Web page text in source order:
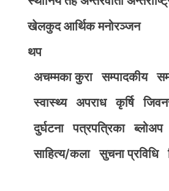
खेलकुद आर्थिक मनोरञ्जन
थप
अचम्मका कुरा
सम्पादकीय
स्वास्थ्य
अपराध कृर्षि
दुर्घटना
पत्रपत्रिका
ब्लोअप
साहित्य/कला
सुचना प्रविधि